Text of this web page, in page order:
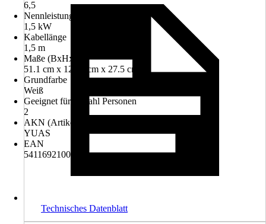
6,5
Nennleistung
1,5 kW
Kabellänge
1,5 m
Maße (BxHxT)
51.1 cm x 125.6 cm x 27.5 cm
Grundfarbe
Weiß
Geeignet für Anzahl Personen
2
AKN (Artikelkurznummer)
YUAS
EAN
5411692100902
Technisches Datenblatt